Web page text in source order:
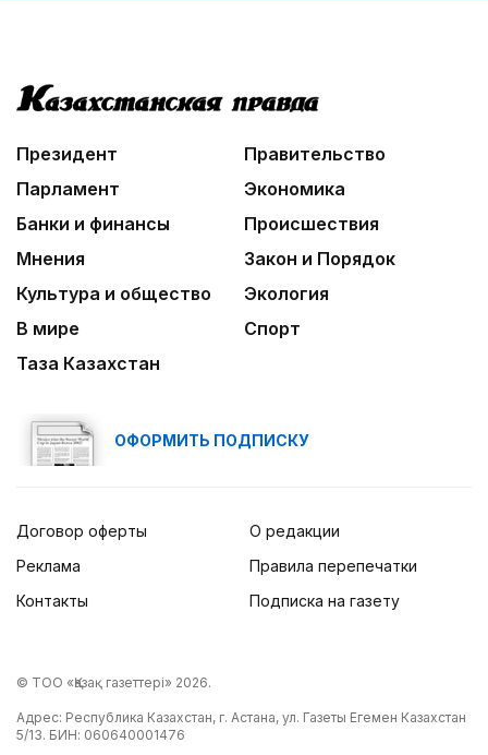
Президент
Правительство
Парламент
Экономика
Банки и финансы
Происшествия
Мнения
Закон и Порядок
Культура и общество
Экология
В мире
Спорт
Таза Казахстан
ОФОРМИТЬ ПОДПИСКУ
Договор оферты
Реклама
Контакты
О редакции
Правила перепечатки
Подписка на газету
© ТОО «Қазақ газеттері» 2026.
Адрес: Республика Казахстан, г. Астана, ул. Газеты Егемен Казахстан
5/13. БИН: 060640001476